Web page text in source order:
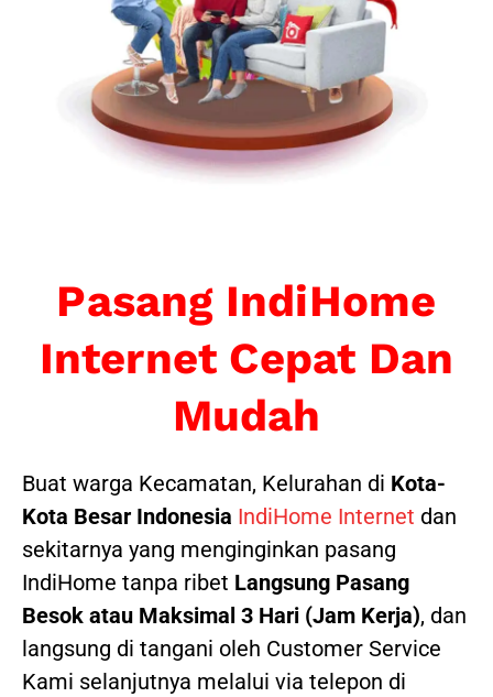
Pasang IndiHome
Internet Cepat Dan
Mudah
Buat warga Kecamatan, Kelurahan di Kota-
Kota Besar Indonesia IndiHome Internet dan
sekitarnya yang menginginkan pasang
IndiHome tanpa ribet Langsung Pasang
Besok atau Maksimal 3 Hari (Jam Kerja), dan
langsung di tangani oleh Customer Service
Kami selanjutnya melalui via telepon di